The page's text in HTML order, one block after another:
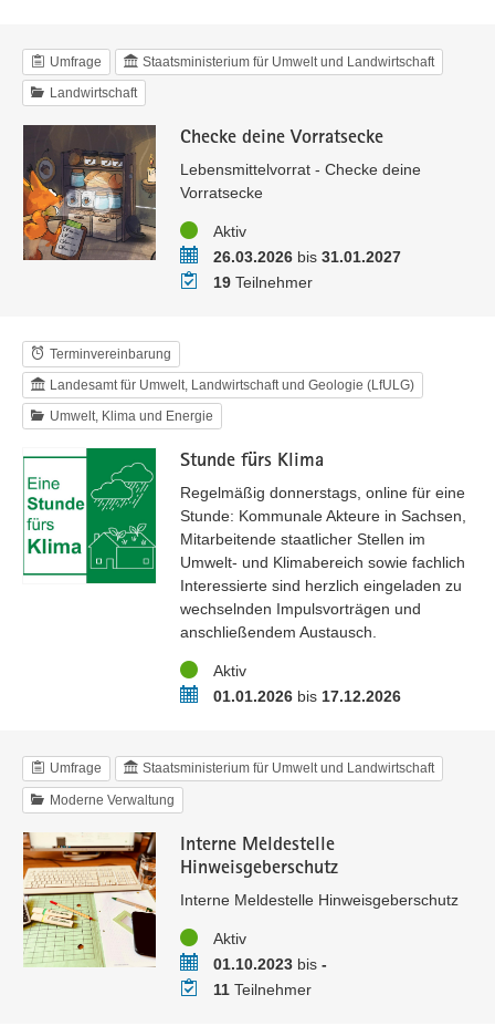
Umfrage Staatsministerium für Umwelt und Landwirtschaft
Landwirtschaft
Checke deine Vorratsecke
Lebensmittelvorrat - Checke deine
Vorratsecke
StatusAktiv
Zeitraum26.03.2026bis 31.01.2027
Teilnehmer
19Teilnehmer
Terminvereinbarung
Landesamt für Umwelt, Landwirtschaft und Geologie (LfULG)
Umwelt, Klima und Energie
Stunde fürs Klima
Regelmäßig donnerstags, online für eine
Stunde: Kommunale Akteure in Sachsen,
Mitarbeitende staatlicher Stellen im
Umwelt- und Klimabereich sowie fachlich
Interessierte sind herzlich eingeladen zu
wechselnden Impulsvorträgen und
anschließendem Austausch.
StatusAktiv
Zeitraum01.01.2026bis 17.12.2026
Umfrage Staatsministerium für Umwelt und Landwirtschaft
Moderne Verwaltung
Interne Meldestelle
Hinweisgeberschutz
Interne Meldestelle Hinweisgeberschutz
StatusAktiv
Zeitraum01.10.2023bis -
Teilnehmer
11Teilnehmer